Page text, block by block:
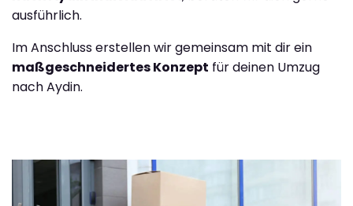
ausführlich.
Im Anschluss erstellen wir gemeinsam mit dir ein
maßgeschneidertes Konzept für deinen Umzug
nach Aydin.